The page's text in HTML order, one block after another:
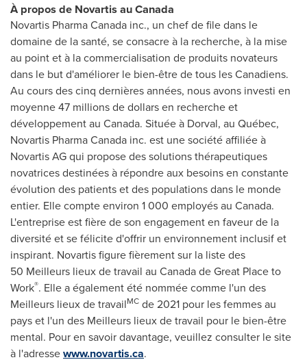
À propos de Novartis au Canada
Novartis Pharma Canada inc., un chef de file dans le
domaine de la santé, se consacre à la recherche, à la mise
au point et à la commercialisation de produits novateurs
dans le but d'améliorer le bien-être de tous les Canadiens.
Au cours des cinq dernières années, nous avons investi en
moyenne 47 millions de dollars en recherche et
développement au Canada. Située à Dorval, au Québec,
Novartis Pharma Canada inc. est une société affiliée à
Novartis AG qui propose des solutions thérapeutiques
novatrices destinées à répondre aux besoins en constante
évolution des patients et des populations dans le monde
entier. Elle compte environ 1 000 employés au Canada.
L'entreprise est fière de son engagement en faveur de la
diversité et se félicite d'offrir un environnement inclusif et
inspirant. Novartis figure fièrement sur la liste des
50 Meilleurs lieux de travail au Canada de Great Place to
Work®. Elle a également été nommée comme l'un des
Meilleurs lieux de travailMC de 2021 pour les femmes au
pays et l'un des Meilleurs lieux de travail pour le bien-être
mental. Pour en savoir davantage, veuillez consulter le site
à l'adressewww.novartis.ca.